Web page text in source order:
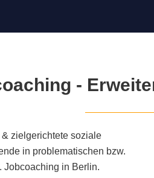
-
zielgerichtete soziale
in problematischen bzw.
Jobcoaching in Berlin.